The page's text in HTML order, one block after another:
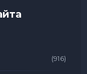
(916)